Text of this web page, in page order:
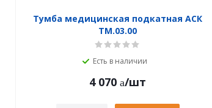
Тумба медицинская подкатная АСК
ТМ.03.00
Есть в наличии
4 070 /шт